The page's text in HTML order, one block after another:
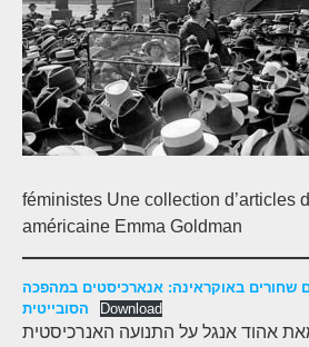
féministes Une collection d’articles
américaine Emma Goldman
שחורים באוקראינה: אנארכיסטים במהפכה
הסובייטית
Download
אהוד אנגל על התנועה האנרכיסטית